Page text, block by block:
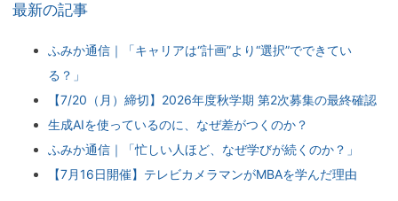
最新の記事
ふみか通信｜「キャリアは“計画”より“選択”でできてい
る？」
【7/20（月）締切】2026年度秋学期 第2次募集の最終確認
生成AIを使っているのに、なぜ差がつくのか？
ふみか通信｜「忙しい人ほど、なぜ学びが続くのか？」
【7月16日開催】テレビカメラマンがMBAを学んだ理由